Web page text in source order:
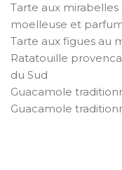
Tarte aux mirabelles
moelleuse et
Tarte aux figues au
Ratatouille
du Sud
Guacamole
Guacamole